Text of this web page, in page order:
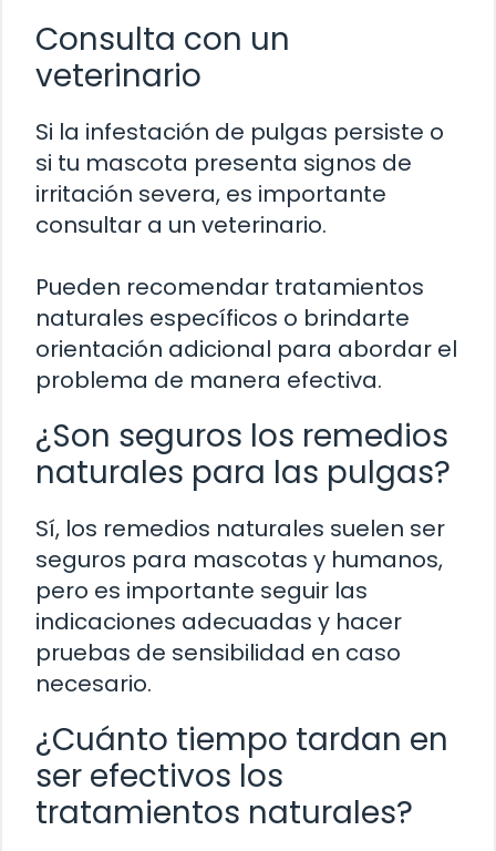
Consulta con un
veterinario
Si la infestación de pulgas persiste o
si tu mascota presenta signos de
irritación severa, es importante
consultar a un veterinario.
Pueden recomendar tratamientos
naturales específicos o brindarte
orientación adicional para abordar el
problema de manera efectiva.
¿Son seguros los remedios
naturales para las pulgas?
Sí, los remedios naturales suelen ser
seguros para mascotas y humanos,
pero es importante seguir las
indicaciones adecuadas y hacer
pruebas de sensibilidad en caso
necesario.
¿Cuánto tiempo tardan en
ser efectivos los
tratamientos naturales?